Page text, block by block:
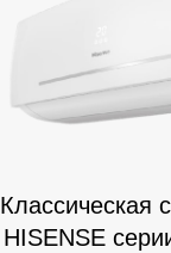
Классическая
HISENSE